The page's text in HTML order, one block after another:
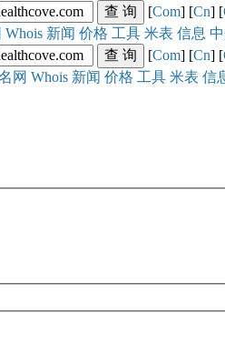
[Com] [Cn] [
Whois 新闻 价格 工具 米表 信息